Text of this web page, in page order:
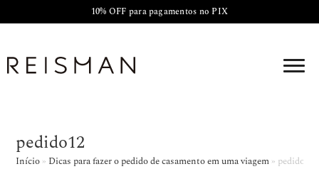
10% OFF para pagamentos no PIX
pedido12
Início » Dicas para fazer o pedido de casamento em uma viagem » pedido12